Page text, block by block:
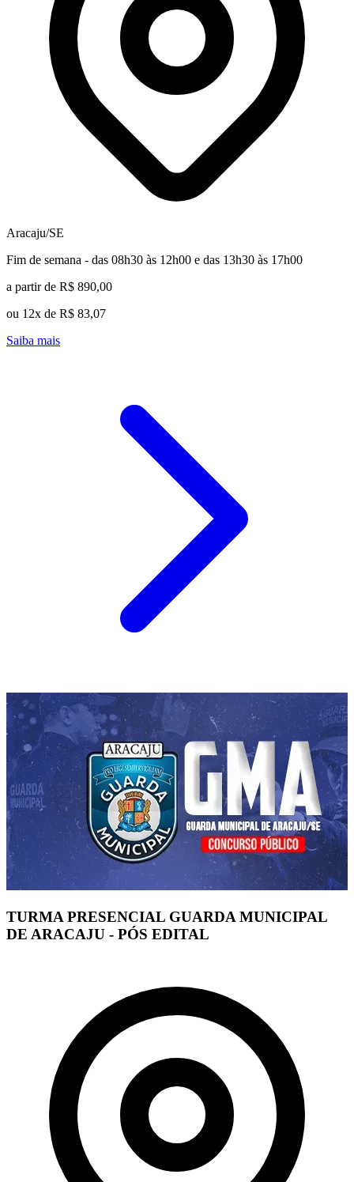
Aracaju/SE
Fim de semana - das 08h30 às 12h00 e das 13h30 às 17h00
a partir de R$ 890,00
ou 12x de R$ 83,07
Saiba mais
TURMA PRESENCIAL GUARDA MUNICIPAL
DE ARACAJU - PÓS EDITAL